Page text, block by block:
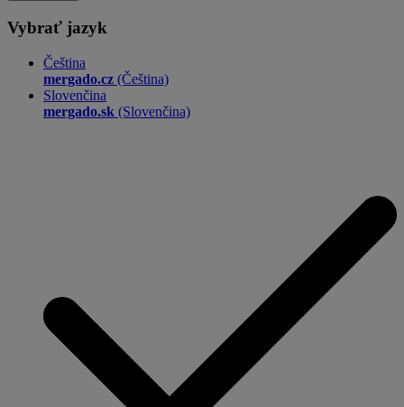
Vybrať jazyk
Čeština
mergado.cz (Čeština)
Slovenčina
mergado.sk (Slovenčina)